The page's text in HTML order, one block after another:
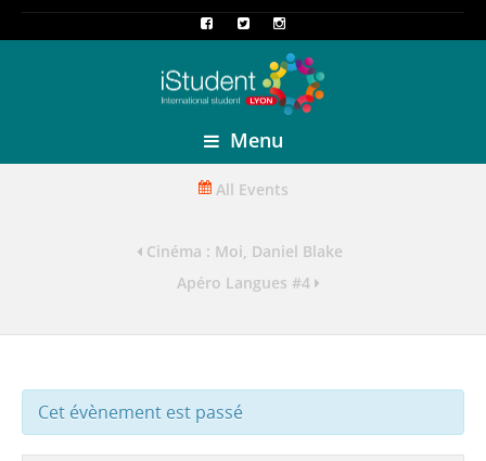
Menu
All Events
Cinéma : Moi, Daniel Blake
Apéro Langues #4
Cet évènement est passé